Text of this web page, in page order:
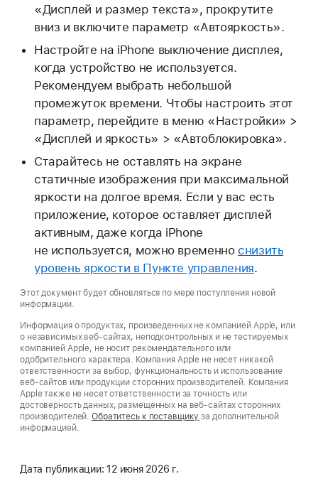
«Дисплей и размер текста», прокрутите
вниз и включите параметр «Автояркость».
Настройте на iPhone выключение дисплея,
когда устройство не используется.
Рекомендуем выбрать небольшой
промежуток времени. Чтобы настроить этот
параметр, перейдите в меню «Настройки» >
«Дисплей и яркость» > «Автоблокировка».
Старайтесь не оставлять на экране
статичные изображения при максимальной
яркости на долгое время. Если у вас есть
приложение, которое оставляет дисплей
активным, даже когда iPhone
не используется, можно временно снизить
уровень яркости в Пункте управления.
Этот документ будет обновляться по мере поступления новой
информации.
Информация о продуктах, произведенных не компанией Apple, или
о независимых веб-сайтах, неподконтрольных и не тестируемых
компанией Apple, не носит рекомендательного или
одобрительного характера. Компания Apple не несет никакой
ответственности за выбор, функциональность и использование
веб-сайтов или продукции сторонних производителей. Компания
Apple также не несет ответственности за точность или
достоверность данных, размещенных на веб-сайтах сторонних
производителей.Обратитесь к поставщику за дополнительной
информацией.
Дата публикации: 12 июня 2026 г.